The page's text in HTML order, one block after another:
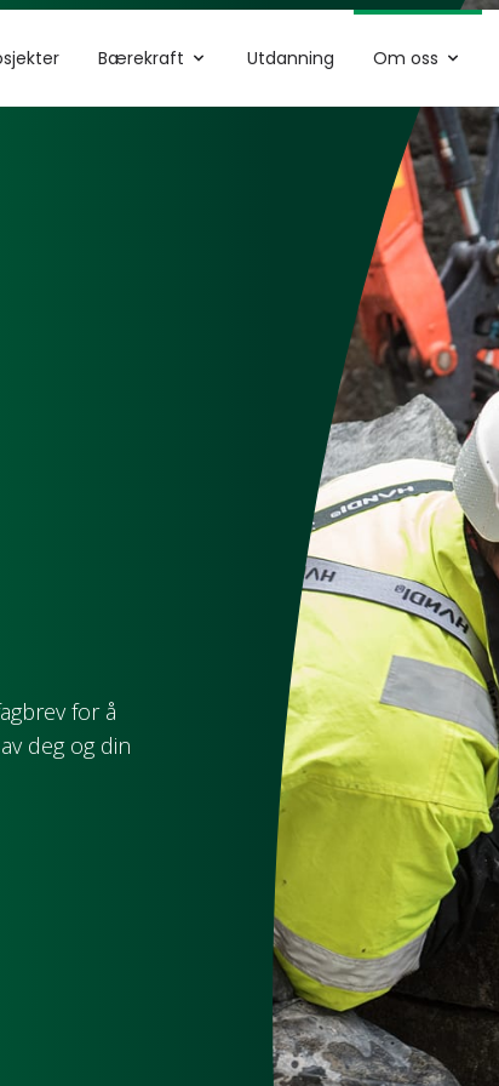
Bærekraft Utdanning Om oss
for å
deg og din